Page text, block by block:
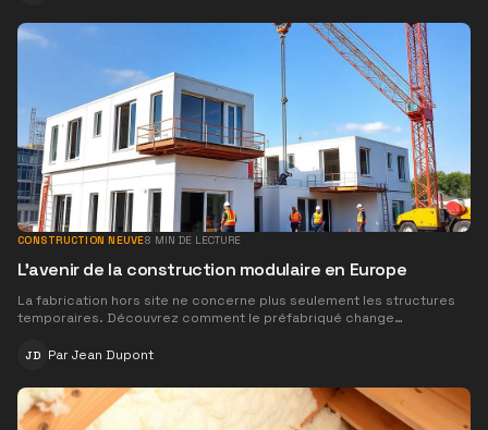
CONSTRUCTION NEUVE8 MIN DE LECTURE
L'avenir de la construction modulaire en Europe
La fabrication hors site ne concerne plus seulement les structures
temporaires. Découvrez comment le préfabriqué change
JD ParJean Dupont